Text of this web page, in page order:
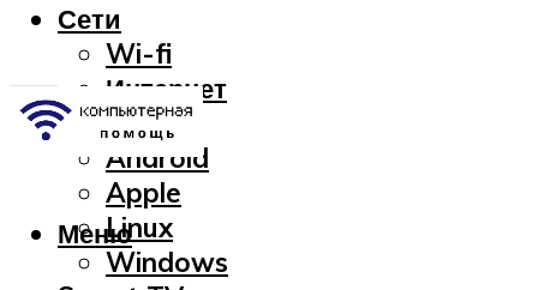
Сети
Wi-fi
Интернет
OC
Android
Apple
Linux
Windows
Меню